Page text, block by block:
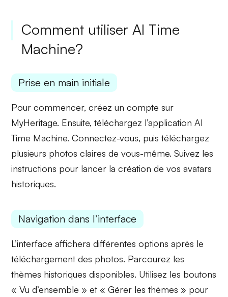
Comment utiliser AI Time
Machine?
Prise en main initiale
Pour commencer, créez un compte sur
MyHeritage. Ensuite, téléchargez l’application AI
Time Machine. Connectez-vous, puistéléchargez
plusieurs photos claires de vous-même. Suivez les
instructions pour lancer la création de vos avatars
historiques.
Navigation dans l’interface
L’interface affichera différentes options après le
téléchargement des photos. Parcourez les
thèmes historiques disponibles. Utilisez les boutons
« Vu d’ensemble » et « Gérer les thèmes » pour